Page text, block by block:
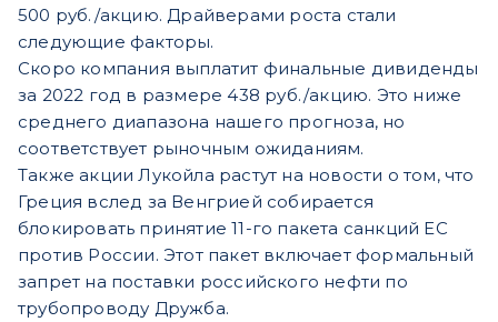
500 руб./акцию. Драйверами роста стали
следующие факторы.
Скоро компания выплатит финальные дивиденды
за 2022 год в размере 438 руб./акцию. Это ниже
среднего диапазона нашего прогноза, но
соответствует рыночным ожиданиям.
Также акции Лукойла растут на новости о том, что
Греция вслед за Венгрией собирается
блокировать принятие 11-го пакета санкций ЕС
против России. Этот пакет включает формальный
запрет на поставки российского нефти по
трубопроводу Дружба.